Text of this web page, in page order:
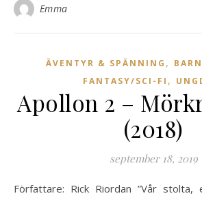
Emma
ÄVENTYR & SPÄNNING , BARN
FANTASY/SCI-FI ,
Apollon 2 –
(2018)
september 18, 2019
Författare: Rick Riordan ”Vår stolta, egocentrerade och